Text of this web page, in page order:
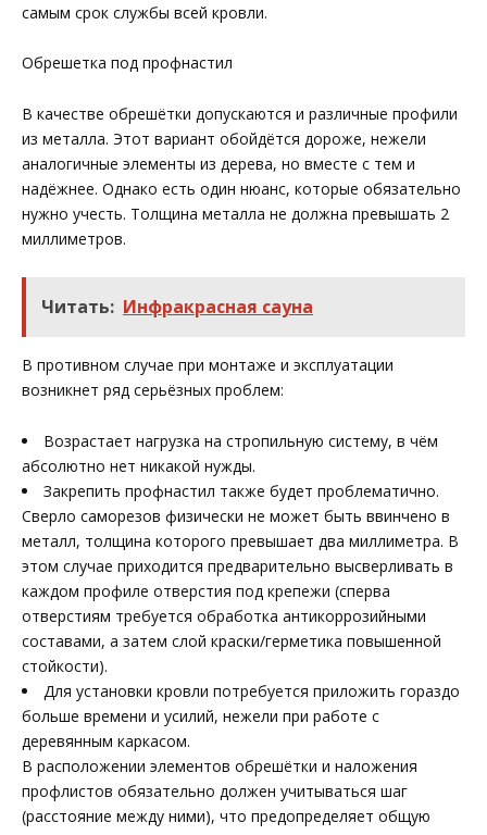
самым срок службы всей кровли.
Обрешетка под профнастил
В качестве обрешётки допускаются и различные профили
из металла. Этот вариант обойдётся дороже, нежели
аналогичные элементы из дерева, но вместе с тем и
надёжнее. Однако есть один нюанс, которые обязательно
нужно учесть. Толщина металла не должна превышать 2
миллиметров.
Читать: Инфракрасная сауна
В противном случае при монтаже и эксплуатации
возникнет ряд серьёзных проблем:
Возрастает нагрузка на стропильную систему, в чём
абсолютно нет никакой нужды.
Закрепить профнастил также будет проблематично.
Сверло саморезов физически не может быть ввинчено в
металл, толщина которого превышает два миллиметра. В
этом случае приходится предварительно высверливать в
каждом профиле отверстия под крепежи (сперва
отверстиям требуется обработка антикоррозийными
составами, а затем слой краски/герметика повышенной
стойкости).
Для установки кровли потребуется приложить гораздо
больше времени и усилий, нежели при работе с
деревянным каркасом.
В расположении элементов обрешётки и наложения
профлистов обязательно должен учитываться шаг
(расстояние между ними), что предопределяет общую